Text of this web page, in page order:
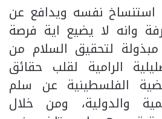
استنساخ نفسه ويدافع عن
وانه لا يضيع اية فرصة
لتحقيق السلام من
الرامية لقلب حقائق
الفلسطينية عن سلم
والدولية، ومن خلال